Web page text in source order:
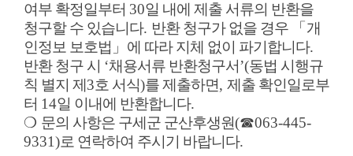
여부 확정일부터 30일 내에 제출 서류의 반환을
청구할 수 있습니다. 반환 청구가 없을 경우 「 개
인정보 보호법 」 에 따라 지체 없이 파기합니다.
반환 청구 시 ‘채용서류 반환청구서’(동법 시행규
칙 별지 제 3호 서식)를 제출하면, 제출 확인일로부
터 14일 이내에 반환합니다.
❍ 문의 사항은 구세군 군산후생원(☎063-445-
9331)로 연락하여 주시기 바랍니다.